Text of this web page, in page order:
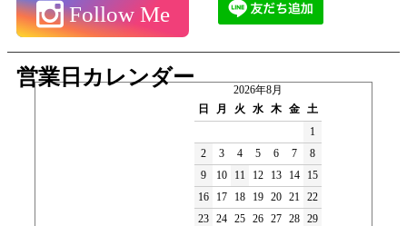
Follow Me
営業日カレンダー
2026年8月
日
月 火 水 木 金 土
1
2
3 4 5 6 7
8
9
10 11 12 13 14
15
16
17 18 19 20 21 22
23 24 25 26 27 28 29